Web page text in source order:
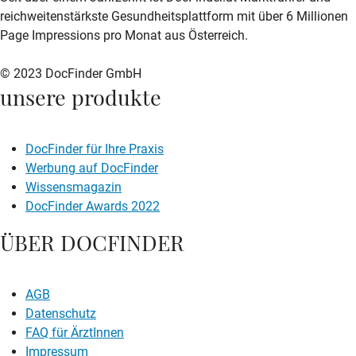
reichweitenstärkste Gesundheitsplattform mit über 6 Millionen
Page Impressions pro Monat aus Österreich.
© 2023 DocFinder GmbH
unsere produkte
DocFinder für Ihre Praxis
Werbung auf DocFinder
Wissensmagazin
DocFinder Awards 2022
ÜBER DOCFINDER
AGB
Datenschutz
FAQ für ÄrztInnen
Impressum